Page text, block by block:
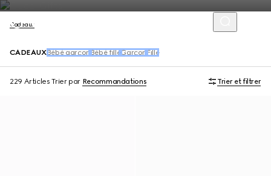
Cadeaux
CADEAUXBébé garçon Bébé filleGarçon Fille
229 Articles Trier par Recommandations Trier et filtrer